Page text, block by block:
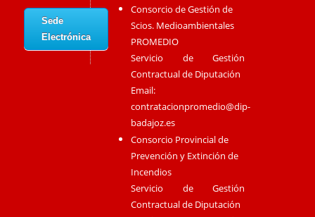
Sede
Electrónica
Consorcio de Gestión de
Scios. Medioambientales
PROMEDIO
Servicio de Gestión
Contractual de Diputación
Email:
contratacionpromedio@dip-
badajoz.es
Consorcio Provincial de
Prevención y Extinción de
Incendios
Servicio de Gestión
Contractual de Diputación